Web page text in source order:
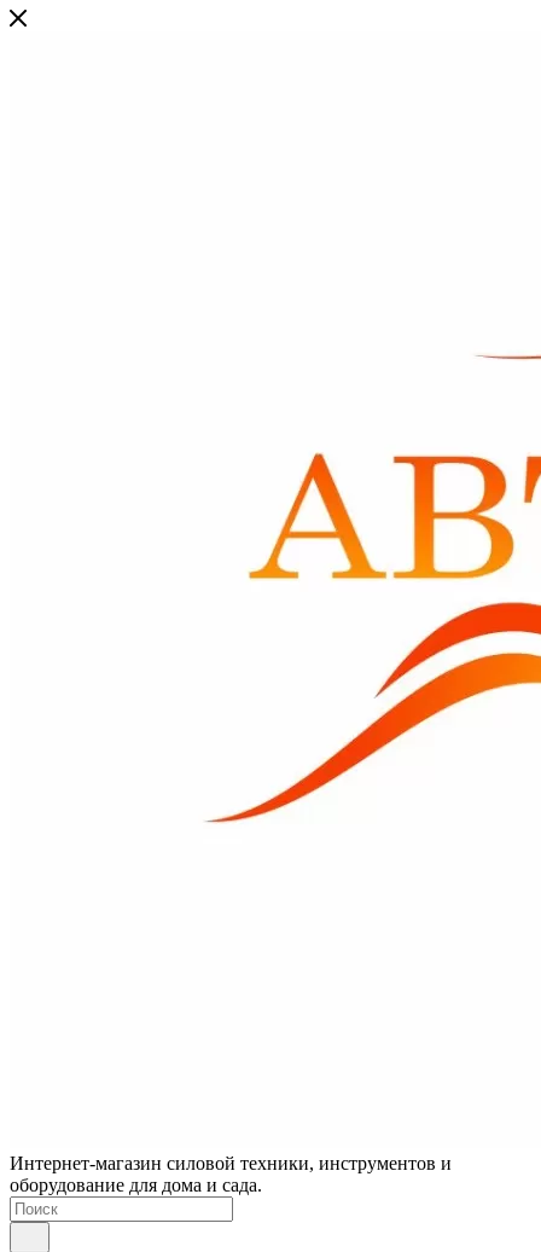
Интернет-магазин силовой техники, инструментов и
оборудование для дома и сада.